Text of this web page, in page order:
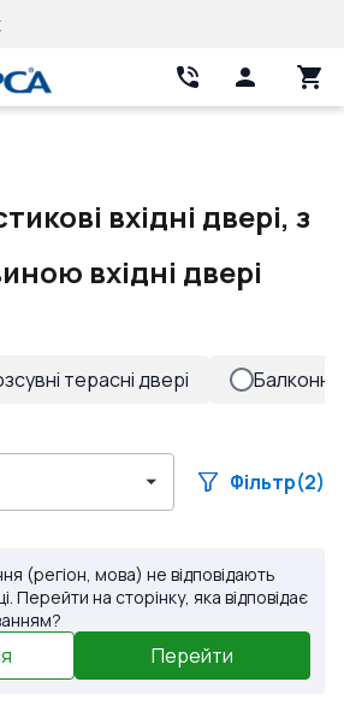
вхідні двері, з
вхідні двері
терасні двері Балконні
Фільтр(2)
(регіон, мова) не відповідають
Перейти на сторінку, яка відповідає
Перейти